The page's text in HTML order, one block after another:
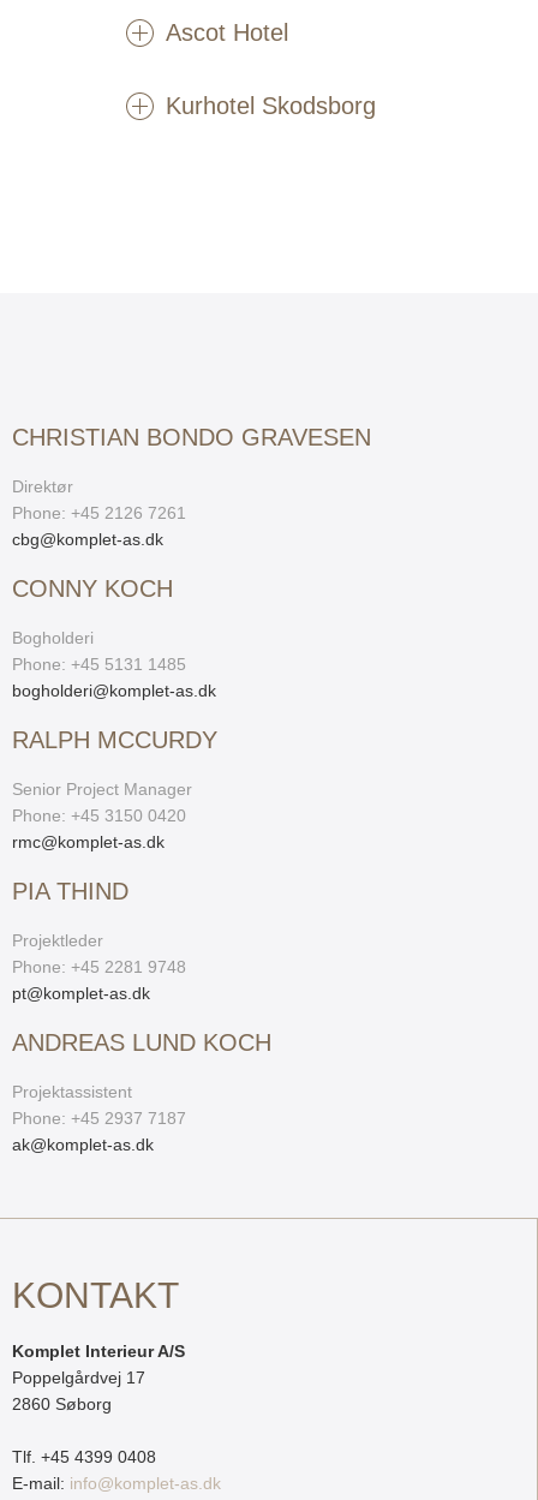
Ascot Hotel
Kurhotel Skodsborg
CHRISTIAN BONDO GRAVESEN
Direktør
Phone: +45 2126 7261
cbg@komplet-as.dk
CONNY KOCH
Bogholderi
Phone: +45 5131 1485
bogholderi@komplet-as.dk
RALPH MCCURDY
Senior Project Manager
Phone: +45 3150 0420
rmc@komplet-as.dk
PIA THIND
Projektleder
Phone: +45 2281 9748
pt@komplet-as.dk
ANDREAS LUND KOCH
Projektassistent
Phone: +45 2937 7187
ak@komplet-as.dk
KONTAKT
Komplet Interieur A/S
Poppelgårdvej 17
2860 Søborg
Tlf. +45 4399 0408
E-mail: info@komplet-as.dk